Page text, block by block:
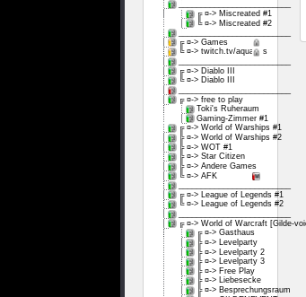
╔ ¤-> Miscreated #1
╚ ¤-> Miscreated #2
╔ ¤-> Games
╚ ¤-> twitch.tv/aquarixs
╔ ¤-> Diablo III
╚ ¤-> Diablo III
╔ ¤-> free to play
Toki's Ruheraum
Gaming-Zimmer #1
╔ ¤-> World of Warships #1
╠ ¤-> World of Warships #2
╠ ¤-> WOT #1
╠ ¤-> Star Citizen
╠ ¤-> Andere Games
╚ ¤-> AFK
╔ ¤-> League of Legends #1
╚ ¤-> League of Legends #2
╔ ¤-> World of Warcraft [Gilde-
╔ ¤-> Gasthaus
╠ ¤-> Levelparty
╠ ¤-> Levelparty 2
╠ ¤-> Levelparty 3
╠ ¤-> Free Play
╠ ¤-> Liebesecke
╠ ¤-> Besprechungsraum